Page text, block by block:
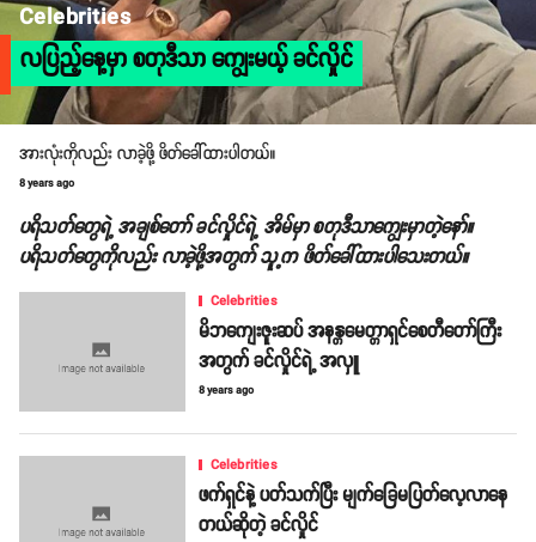
Celebrities
လပြည့်နေ့မှာ စတုဒီသာ ကျွေးမယ့် ခင်လှိုင်
အားလုံးကိုလည်း လာခဲ့ဖို့ ဖိတ်ခေါ်ထားပါတယ်။
8 years ago
ပရိသတ်တွေရဲ့ အချစ်တော် ခင်လှိုင်ရဲ့ အိမ်မှာ စတုဒီသာကျွေးမှာတဲ့နော်။
ပရိသတ်တွေကိုလည်း လာခဲ့ဖို့အတွက် သူ့က ဖိတ်ခေါ်ထားပါသေးတယ်။
Celebrities
မိဘကျေးဇူးဆပ် အနန္တမေတ္တာရှင်စေတီတော်ကြီး
အတွက် ခင်လှိုင်ရဲ့ အလှူ
8 years ago
Celebrities
ဖက်ရှင်နဲ့ ပတ်သက်ပြီး မျက်ခြေမပြတ်လေ့လာနေ
တယ်ဆိုတဲ့ ခင်လှိုင်